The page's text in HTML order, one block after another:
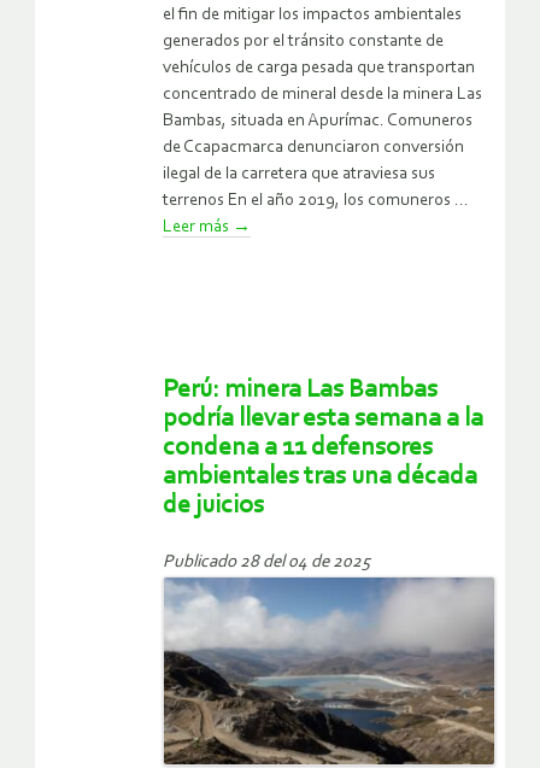
el fin de mitigar los impactos ambientales
generados por el tránsito constante de
vehículos de carga pesada que transportan
concentrado de mineral desde la minera Las
Bambas, situada en Apurímac. Comuneros
de Ccapacmarca denunciaron conversión
ilegal de la carretera que atraviesa sus
terrenos En el año 2019, los comuneros ...
Leer más →
Perú: minera Las Bambas
podría llevar esta semana a la
condena a 11 defensores
ambientales tras una década
de juicios
Publicado 28 del 04 de 2025